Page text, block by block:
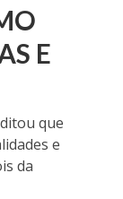
E
que
e
da